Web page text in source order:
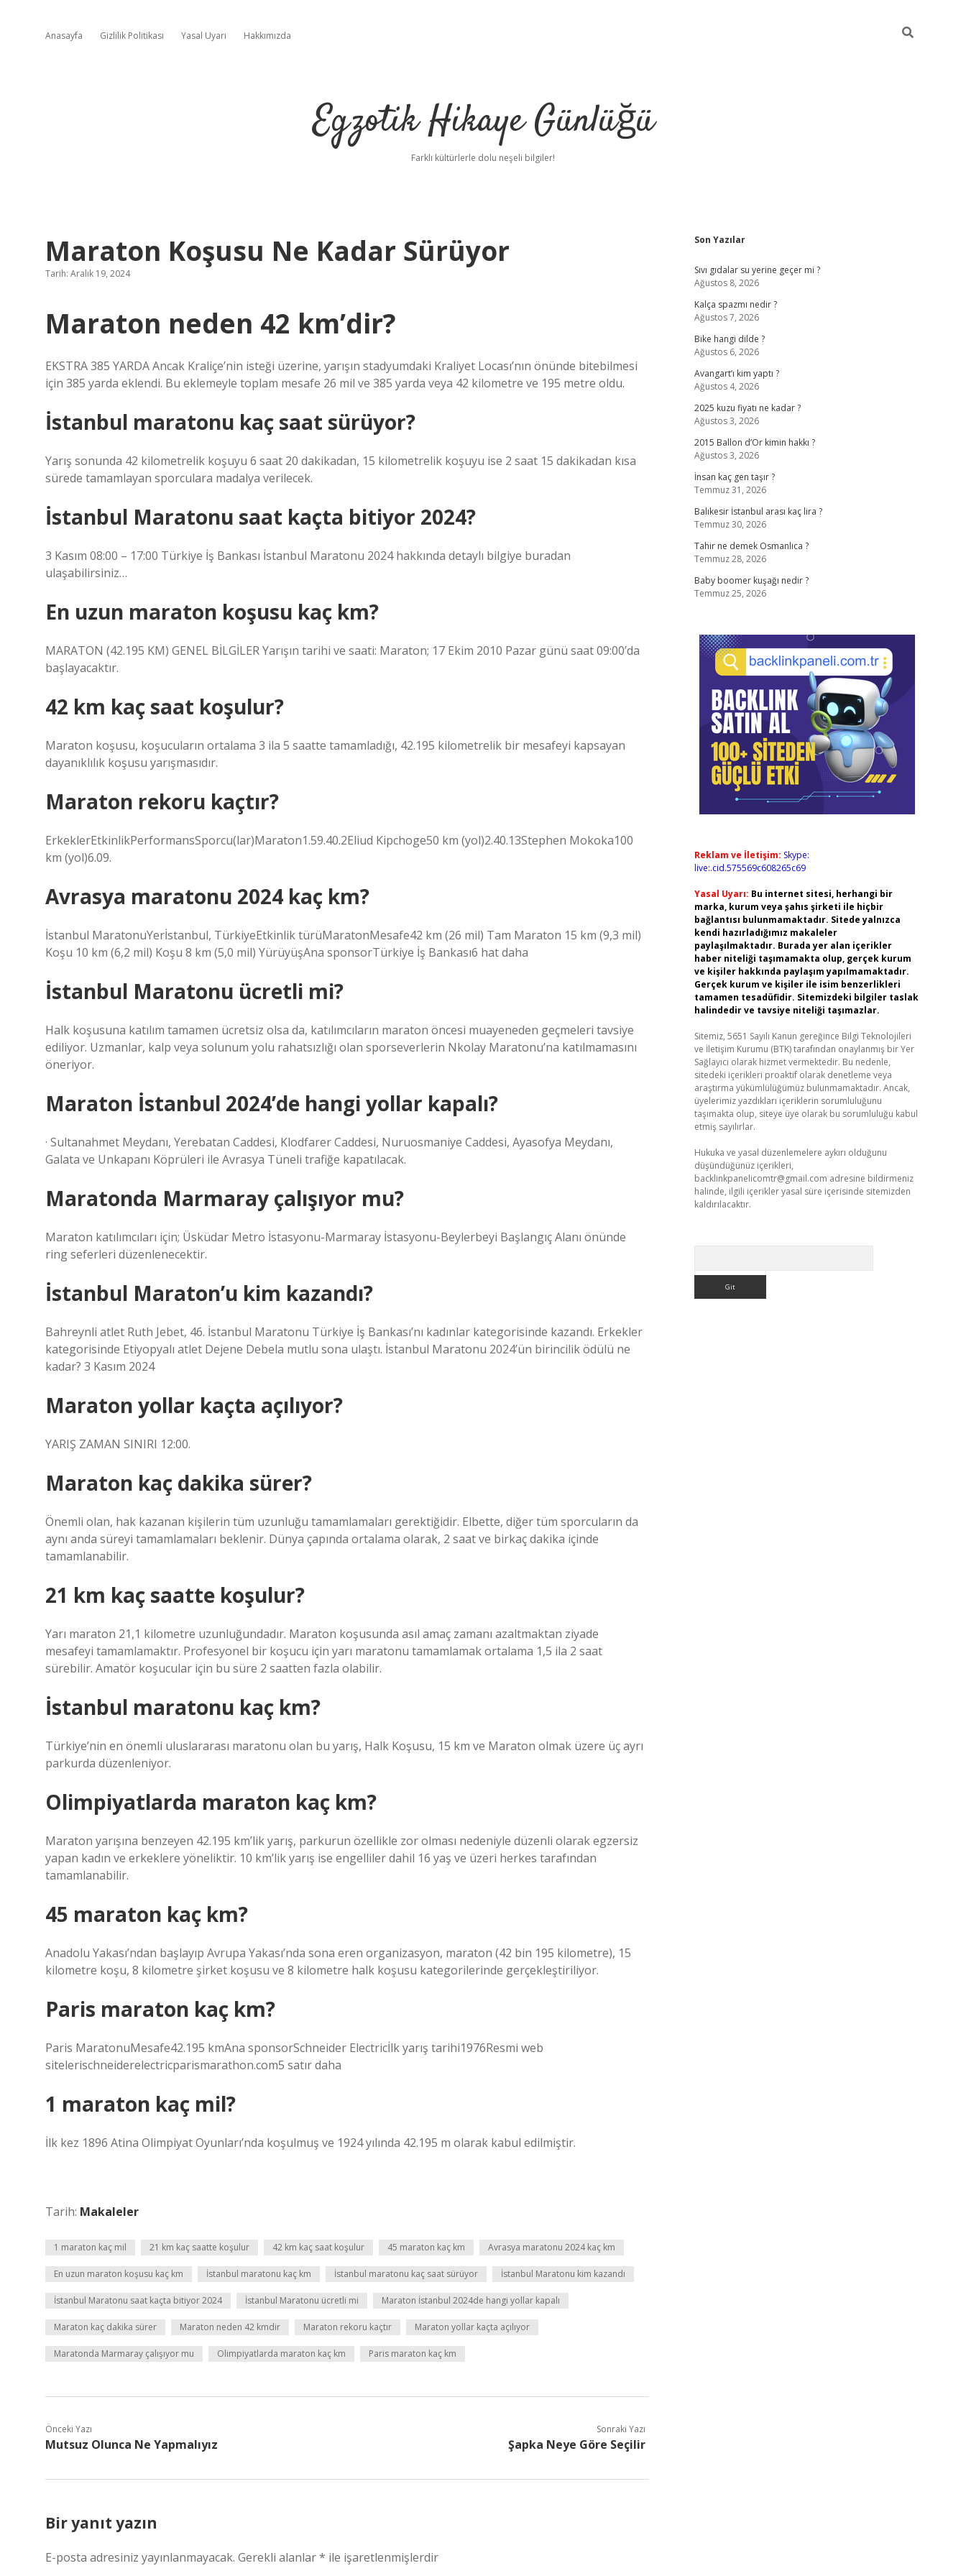
Anasayfa Gizlilik Politikası Yasal Uyarı Hakkımızda
Egzotik Hikaye Günlüğü
Farklı kültürlerle dolu neşeli bilgiler!
Maraton Koşusu Ne Kadar Sürüyor
Tarih: Aralık 19, 2024
Maraton neden 42 km’dir?
EKSTRA 385 YARDA Ancak Kraliçe’nin isteği üzerine, yarışın stadyumdaki Kraliyet Locası’nın önünde bitebilmesi
için 385 yarda eklendi. Bu eklemeyle toplam mesafe 26 mil ve 385 yarda veya 42 kilometre ve 195 metre oldu.
İstanbul maratonu kaç saat sürüyor?
Yarış sonunda 42 kilometrelik koşuyu 6 saat 20 dakikadan, 15 kilometrelik koşuyu ise 2 saat 15 dakikadan kısa
sürede tamamlayan sporculara madalya verilecek.
İstanbul Maratonu saat kaçta bitiyor 2024?
3 Kasım 08:00 – 17:00 Türkiye İş Bankası İstanbul Maratonu 2024 hakkında detaylı bilgiye buradan
ulaşabilirsiniz…
En uzun maraton koşusu kaç km?
MARATON (42.195 KM) GENEL BİLGİLER Yarışın tarihi ve saati: Maraton; 17 Ekim 2010 Pazar günü saat 09:00’da
başlayacaktır.
42 km kaç saat koşulur?
Maraton koşusu, koşucuların ortalama 3 ila 5 saatte tamamladığı, 42.195 kilometrelik bir mesafeyi kapsayan
dayanıklılık koşusu yarışmasıdır.
Maraton rekoru kaçtır?
ErkeklerEtkinlikPerformansSporcu(lar)Maraton1.59.40.2Eliud Kipchoge50 km (yol)2.40.13Stephen Mokoka100
km (yol)6.09.
Avrasya maratonu 2024 kaç km?
İstanbul MaratonuYerİstanbul, TürkiyeEtkinlik türüMaratonMesafe42 km (26 mil) Tam Maraton 15 km (9,3 mil)
Koşu 10 km (6,2 mil) Koşu 8 km (5,0 mil) YürüyüşAna sponsorTürkiye İş Bankası6 hat daha
İstanbul Maratonu ücretli mi?
Halk koşusuna katılım tamamen ücretsiz olsa da, katılımcıların maraton öncesi muayeneden geçmeleri tavsiye
ediliyor. Uzmanlar, kalp veya solunum yolu rahatsızlığı olan sporseverlerin Nkolay Maratonu’na katılmamasını
öneriyor.
Maraton İstanbul 2024’de hangi yollar kapalı?
· Sultanahmet Meydanı, Yerebatan Caddesi, Klodfarer Caddesi, Nuruosmaniye Caddesi, Ayasofya Meydanı,
Galata ve Unkapanı Köprüleri ile Avrasya Tüneli trafiğe kapatılacak.
Maratonda Marmaray çalışıyor mu?
Maraton katılımcıları için; Üsküdar Metro İstasyonu-Marmaray İstasyonu-Beylerbeyi Başlangıç ​​Alanı önünde
ring seferleri düzenlenecektir.
İstanbul Maraton’u kim kazandı?
Bahreynli atlet Ruth Jebet, 46. İstanbul Maratonu Türkiye İş Bankası’nı kadınlar kategorisinde kazandı. Erkekler
kategorisinde Etiyopyalı atlet Dejene Debela mutlu sona ulaştı. İstanbul Maratonu 2024’ün birincilik ödülü ne
kadar? 3 Kasım 2024
Maraton yollar kaçta açılıyor?
YARIŞ ZAMAN SINIRI 12:00.
Maraton kaç dakika sürer?
Önemli olan, hak kazanan kişilerin tüm uzunluğu tamamlamaları gerektiğidir. Elbette, diğer tüm sporcuların da
aynı anda süreyi tamamlamaları beklenir. Dünya çapında ortalama olarak, 2 saat ve birkaç dakika içinde
tamamlanabilir.
21 km kaç saatte koşulur?
Yarı maraton 21,1 kilometre uzunluğundadır. Maraton koşusunda asıl amaç zamanı azaltmaktan ziyade
mesafeyi tamamlamaktır. Profesyonel bir koşucu için yarı maratonu tamamlamak ortalama 1,5 ila 2 saat
sürebilir. Amatör koşucular için bu süre 2 saatten fazla olabilir.
İstanbul maratonu kaç km?
Türkiye’nin en önemli uluslararası maratonu olan bu yarış, Halk Koşusu, 15 km ve Maraton olmak üzere üç ayrı
parkurda düzenleniyor.
Olimpiyatlarda maraton kaç km?
Maraton yarışına benzeyen 42.195 km’lik yarış, parkurun özellikle zor olması nedeniyle düzenli olarak egzersiz
yapan kadın ve erkeklere yöneliktir. 10 km’lik yarış ise engelliler dahil 16 yaş ve üzeri herkes tarafından
tamamlanabilir.
45 maraton kaç km?
Anadolu Yakası’ndan başlayıp Avrupa Yakası’nda sona eren organizasyon, maraton (42 bin 195 kilometre), 15
kilometre koşu, 8 kilometre şirket koşusu ve 8 kilometre halk koşusu kategorilerinde gerçekleştiriliyor.
Paris maraton kaç km?
Paris MaratonuMesafe42.195 kmAna sponsorSchneider Electricİlk yarış tarihi1976Resmi web
sitelerischneiderelectricparismarathon.com5 satır daha
1 maraton kaç mil?
İlk kez 1896 Atina Olimpiyat Oyunları’nda koşulmuş ve 1924 yılında 42.195 m olarak kabul edilmiştir.
Tarih: Makaleler
1 maraton kaç mil 21 km kaç saatte koşulur 42 km kaç saat koşulur 45 maraton kaç km Avrasya maratonu 2024 kaç km
En uzun maraton koşusu kaç km İstanbul maratonu kaç km İstanbul maratonu kaç saat sürüyor İstanbul Maratonu kim kazandı
İstanbul Maratonu saat kaçta bitiyor 2024 İstanbul Maratonu ücretli mi Maraton İstanbul 2024de hangi yollar kapalı
Maraton kaç dakika sürer Maraton neden 42 kmdir Maraton rekoru kaçtır Maraton yollar kaçta açılıyor
Maratonda Marmaray çalışıyor mu Olimpiyatlarda maraton kaç km Paris maraton kaç km
Önceki Yazı
Mutsuz Olunca Ne Yapmalıyız
Sonraki Yazı
Şapka Neye Göre Seçilir
Bir yanıt yazın
E-posta adresiniz yayınlanmayacak. Gerekli alanlar* ile işaretlenmişlerdir
Sidebar
Son Yazılar
Sıvı gıdalar su yerine geçer mi ?
Ağustos 8, 2026
Kalça spazmı nedir ?
Ağustos 7, 2026
Bike hangi dilde ?
Ağustos 6, 2026
Avangart’ı kim yaptı ?
Ağustos 4, 2026
2025 kuzu fiyatı ne kadar ?
Ağustos 3, 2026
2015 Ballon d’Or kimin hakkı ?
Ağustos 3, 2026
İnsan kaç gen taşır ?
Temmuz 31, 2026
Balıkesir İstanbul arası kaç lira ?
Temmuz 30, 2026
Tahir ne demek Osmanlıca ?
Temmuz 28, 2026
Baby boomer kuşağı nedir ?
Temmuz 25, 2026
Reklam ve İletişim: Skype:
live:.cid.575569c608265c69
Yasal Uyarı: Bu internet sitesi, herhangi bir
marka, kurum veya şahıs şirketi ile hiçbir
bağlantısı bulunmamaktadır. Sitede yalnızca
kendi hazırladığımız makaleler
paylaşılmaktadır. Burada yer alan içerikler
haber niteliği taşımamakta olup, gerçek kurum
ve kişiler hakkında paylaşım yapılmamaktadır.
Gerçek kurum ve kişiler ile isim benzerlikleri
tamamen tesadüfidir. Sitemizdeki bilgiler taslak
halindedir ve tavsiye niteliği taşımazlar.
Sitemiz, 5651 Sayılı Kanun gereğince Bilgi Teknolojileri
ve İletişim Kurumu (BTK) tarafından onaylanmış bir Yer
Sağlayıcı olarak hizmet vermektedir. Bu nedenle,
sitedeki içerikleri proaktif olarak denetleme veya
araştırma yükümlülüğümüz bulunmamaktadır. Ancak,
üyelerimiz yazdıkları içeriklerin sorumluluğunu
taşımakta olup, siteye üye olarak bu sorumluluğu kabul
etmiş sayılırlar.
Hukuka ve yasal düzenlemelere aykırı olduğunu
düşündüğünüz içerikleri,
backlinkpanelicomtr@gmail.com adresine bildirmeniz
halinde, ilgili içerikler yasal süre içerisinde sitemizden
kaldırılacaktır.